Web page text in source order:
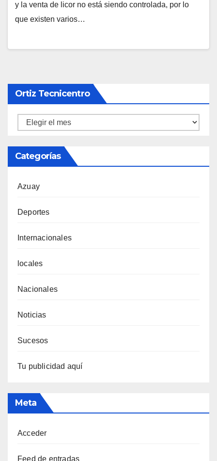
y la venta de licor no está siendo controlada, por lo
que existen varios…
Ortiz Tecnicentro
Ortiz
Categorías
Azuay
Deportes
Internacionales
locales
Nacionales
Noticias
Sucesos
Tu publicidad aquí
Meta
Acceder
Feed de entradas